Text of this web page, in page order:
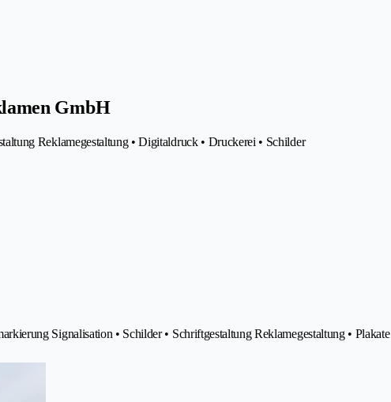
GmbH
Reklamegestaltung • Digitaldruck • Druckerei • Schilder
Signalisation • Schilder • Schriftgestaltung Reklamegestaltung • Plakate